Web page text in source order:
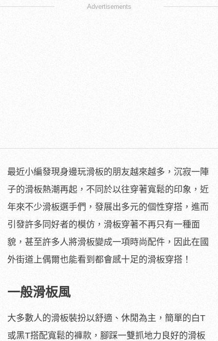
Advertisements
最近小編發現身邊玩滑板的朋友越來越多，沉寂一陣
子的滑板熱潮再起，不同於以往穿著寬鬆的印象，近
年來不少滑板選手們，發展出多元的個性穿搭，進而
引發許多同好者的模仿，滑板穿著不再只有一種面
貌，甚至許多人將滑板變成一項時尚配件，因此在國
外街道上偶爾也能看到都會感十足的滑板穿搭！
一般滑板風
大多數人的滑板裝扮以舒適、休閒為主，簡單的白T
或黑T搭配寬鬆的褲款，腳踩一雙抓地力良好的滑板